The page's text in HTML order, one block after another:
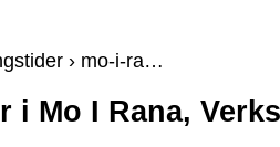
› mo-i-ra…
Mo I Rana,